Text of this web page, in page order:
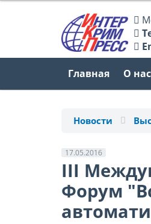
Главная О нас
Новости
17.05.2016
III
Форум